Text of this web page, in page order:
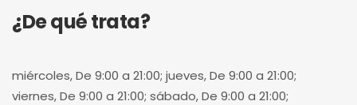
¿De qué trata?
miércoles, De 9:00 a 21:00; jueves, De 9:00 a 21:00;
viernes, De 9:00 a 21:00; sábado, De 9:00 a 21:00;